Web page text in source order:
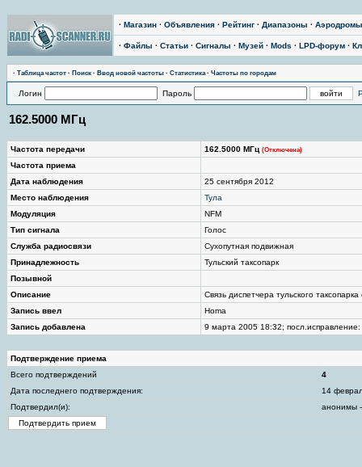
· Магазин · Объявления · Рейтинг · Диапазоны · Аэродромы
· Файлы · Статьи · Сигналы · Музей · Mods · LPD-форум ·
· Таблица частот · Поиск · Ввод новой частоты · Статистика· Частоты по городам
Логин Пароль
162.5000 МГц
Частота передачи 162.5000 МГц (Отключена)
Частота приема
Дата наблюдения
25 сентября 2012
Место наблюдения
Тула
Модуляция
NFM
Тип сигнала
Голос
Служба радиосвязи
Сухопутная подвижная
Принадлежность
Тульский таксопарк
Позывной
Описание
Связь диспетчера тульского
Запись ввел
Homa
Запись добавлена
9 марта 2005 18:32;
Подтверждение приема
Всего подтверждений
4
Дата последнего подтверждения:
14
Подтвердил(и):
анонимы